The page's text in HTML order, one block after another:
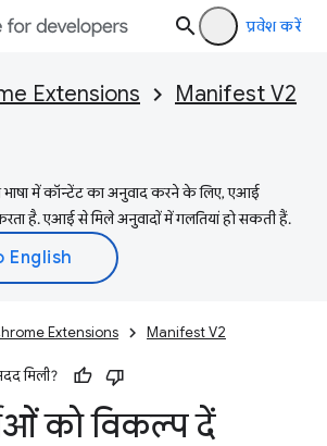
प्रवेश करें
Extensions Manifest V2
में कॉन्टेंट का अनुवाद करने के लिए, एआई
है. एआई से मिले अनुवादों में गलतियां हो सकती हैं.
Extensions Manifest V2
मिली?
को विकल्प दें